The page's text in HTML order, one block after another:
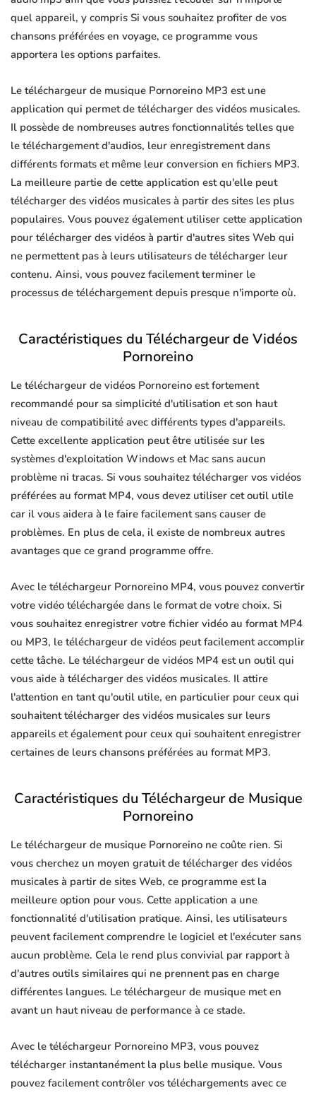
quel appareil, y compris Si vous souhaitez profiter de vos
chansons préférées en voyage, ce programme vous
apportera les options parfaites.
Le téléchargeur de musique Pornoreino MP3 est une
application qui permet de télécharger des vidéos musicales.
Il possède de nombreuses autres fonctionnalités telles que
le téléchargement d'audios, leur enregistrement dans
différents formats et même leur conversion en fichiers MP3.
La meilleure partie de cette application est qu'elle peut
télécharger des vidéos musicales à partir des sites les plus
populaires. Vous pouvez également utiliser cette application
pour télécharger des vidéos à partir d'autres sites Web qui
ne permettent pas à leurs utilisateurs de télécharger leur
contenu. Ainsi, vous pouvez facilement terminer le
processus de téléchargement depuis presque n'importe où.
Caractéristiques du Téléchargeur de Vidéos
Pornoreino
Le téléchargeur de vidéos Pornoreino est fortement
recommandé pour sa simplicité d'utilisation et son haut
niveau de compatibilité avec différents types d'appareils.
Cette excellente application peut être utilisée sur les
systèmes d'exploitation Windows et Mac sans aucun
problème ni tracas. Si vous souhaitez télécharger vos vidéos
préférées au format MP4, vous devez utiliser cet outil utile
car il vous aidera à le faire facilement sans causer de
problèmes. En plus de cela, il existe de nombreux autres
avantages que ce grand programme offre.
Avec le téléchargeur Pornoreino MP4, vous pouvez convertir
votre vidéo téléchargée dans le format de votre choix. Si
vous souhaitez enregistrer votre fichier vidéo au format MP4
ou MP3, le téléchargeur de vidéos peut facilement accomplir
cette tâche. Le téléchargeur de vidéos MP4 est un outil qui
vous aide à télécharger des vidéos musicales. Il attire
l'attention en tant qu'outil utile, en particulier pour ceux qui
souhaitent télécharger des vidéos musicales sur leurs
appareils et également pour ceux qui souhaitent enregistrer
certaines de leurs chansons préférées au format MP3.
Caractéristiques du Téléchargeur de Musique
Pornoreino
Le téléchargeur de musique Pornoreino ne coûte rien. Si
vous cherchez un moyen gratuit de télécharger des vidéos
musicales à partir de sites Web, ce programme est la
meilleure option pour vous. Cette application a une
fonctionnalité d'utilisation pratique. Ainsi, les utilisateurs
peuvent facilement comprendre le logiciel et l'exécuter sans
aucun problème. Cela le rend plus convivial par rapport à
d'autres outils similaires qui ne prennent pas en charge
différentes langues. Le téléchargeur de musique met en
avant un haut niveau de performance à ce stade.
Avec le téléchargeur Pornoreino MP3, vous pouvez
télécharger instantanément la plus belle musique. Vous
pouvez facilement contrôler vos téléchargements avec ce